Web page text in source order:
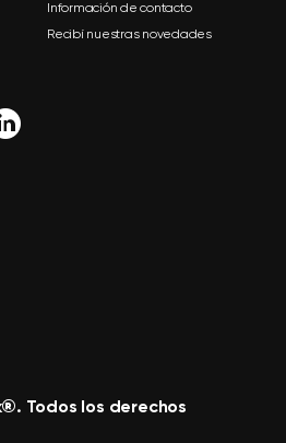
Información de contacto
Recibí nuestras novedades
Todos los derechos